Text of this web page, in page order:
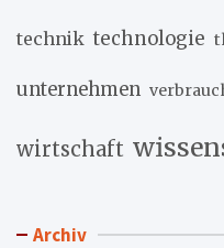
technik technologie
unternehmen
wirtschaft
Archiv